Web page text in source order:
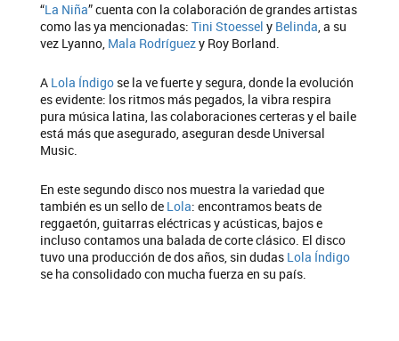
“La Niña” cuenta con la colaboración de grandes artistas
como las ya mencionadas: Tini Stoessel y Belinda, a su
vez Lyanno, Mala Rodríguezy Roy Borland.
A Lola Índigo se la ve fuerte y segura, donde la evolución
es evidente: los ritmos más pegados, la vibra respira
pura música latina, las colaboraciones certeras y el baile
está más que asegurado, aseguran desde Universal
Music.
En este segundo disco nos muestra la variedad que
también es un sello de Lola: encontramos beats de
reggaetón, guitarras eléctricas y acústicas, bajos e
incluso contamos una balada de corte clásico. El disco
tuvo una producción de dos años, sin dudas Lola Índigo
se ha consolidado con mucha fuerza en su país.